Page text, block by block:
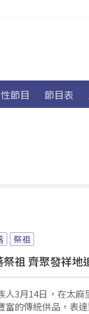
節目 節目表
祭祖
祖 齊聚發祥地
人3月14日，在太
的傳統供品，表達